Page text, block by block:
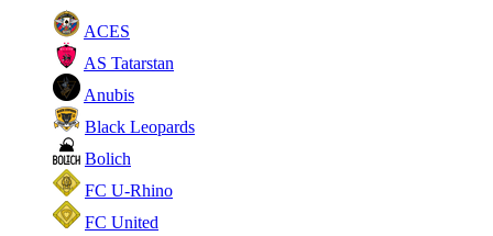
ACES
AS Tatarstan
Anubis
Black Leopards
Bolich
FC U-Rhino
FC United